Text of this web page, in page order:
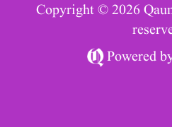
Copyright © 2026
Powered